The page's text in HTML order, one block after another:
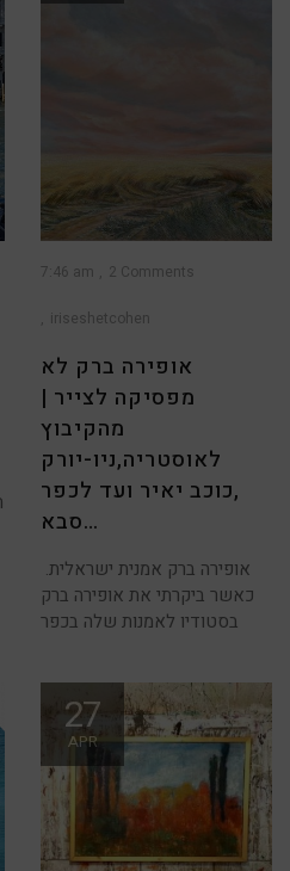
7:46 am 2 Comments
iriseshetcohen
אופירה ברק לא
מפסיקה לצייר |
מהקיבוץ
לאוסטריה,ניו-יורק
,כוכב יאיר ועד לכפר
סבא…
אופירה ברק אמנית ישראלית.
כאשר ביקרתי את אופירה ברק
בסטודיו לאמנות שלה בכפר
27
APR